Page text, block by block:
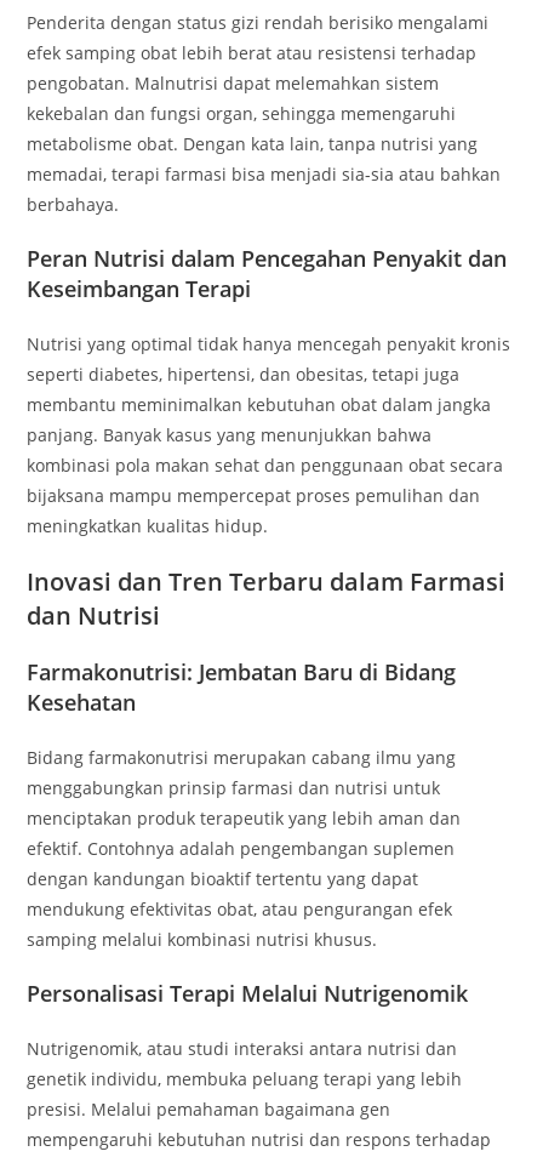
Penderita dengan status gizi rendah berisiko mengalami
efek samping obat lebih berat atau resistensi terhadap
pengobatan. Malnutrisi dapat melemahkan sistem
kekebalan dan fungsi organ, sehingga memengaruhi
metabolisme obat. Dengan kata lain, tanpa nutrisi yang
memadai, terapi farmasi bisa menjadi sia-sia atau bahkan
berbahaya.
Peran Nutrisi dalam Pencegahan Penyakit dan
Keseimbangan Terapi
Nutrisi yang optimal tidak hanya mencegah penyakit kronis
seperti diabetes, hipertensi, dan obesitas, tetapi juga
membantu meminimalkan kebutuhan obat dalam jangka
panjang. Banyak kasus yang menunjukkan bahwa
kombinasi pola makan sehat dan penggunaan obat secara
bijaksana mampu mempercepat proses pemulihan dan
meningkatkan kualitas hidup.
Inovasi dan Tren Terbaru dalam Farmasi
dan Nutrisi
Farmakonutrisi: Jembatan Baru di Bidang
Kesehatan
Bidang farmakonutrisi merupakan cabang ilmu yang
menggabungkan prinsip farmasi dan nutrisi untuk
menciptakan produk terapeutik yang lebih aman dan
efektif. Contohnya adalah pengembangan suplemen
dengan kandungan bioaktif tertentu yang dapat
mendukung efektivitas obat, atau pengurangan efek
samping melalui kombinasi nutrisi khusus.
Personalisasi Terapi Melalui Nutrigenomik
Nutrigenomik, atau studi interaksi antara nutrisi dan
genetik individu, membuka peluang terapi yang lebih
presisi. Melalui pemahaman bagaimana gen
mempengaruhi kebutuhan nutrisi dan respons terhadap